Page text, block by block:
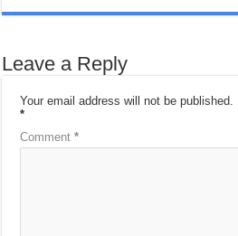
Leave a Reply
Your email address will not be published.
*
Comment*